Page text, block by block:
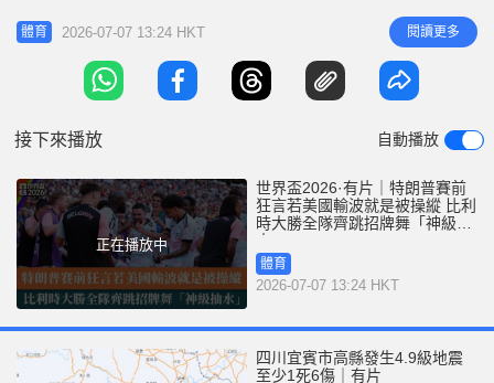
「2020年大選般被操縱」。面對美方的連番挑釁，比
利時不僅以4:1強勢KO對手，一眾「歐洲紅魔」球員
更在盧卡古（Romelu Lukaku）「埋齋」後，集體在
場邊大跳特朗普的招牌舞姿瘋狂「抽水」。 特朗普
體育 2026-07-07 13:24 HKT 閱讀更多
接下來播放 自動播放
正在播放中
世界盃2026·有片｜特朗普賽前
狂言若美國輸波就是被操縱 比利
時大勝全隊齊跳招牌舞「神級抽
水」
體育
2026-07-07 13:24 HKT
四川宜賓市高縣發生4.9級地震
至少1死6傷｜有片